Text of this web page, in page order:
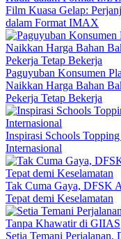
Film Kuasa Gelap:
dalam Format IMAX
Paguyuban Konsumen
Naikkan Harga Bahan
Pekerja Tetap Bekerja
Inspirasi Schools
Internasional
Tak Cuma Gaya, DFSK
Tepat demi Keselamatan
Setia Temani Perjalanan,